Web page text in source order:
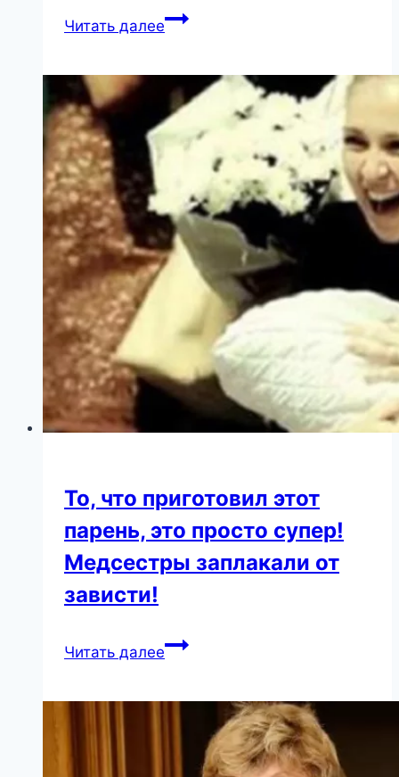
Читать далее15
увидев
которые
хочется
воскликнуть:
так?!»
То, что приготовил этот
парень, это просто супер!
Медсестры заплакали от
зависти!
Читать далееТо,
парень,